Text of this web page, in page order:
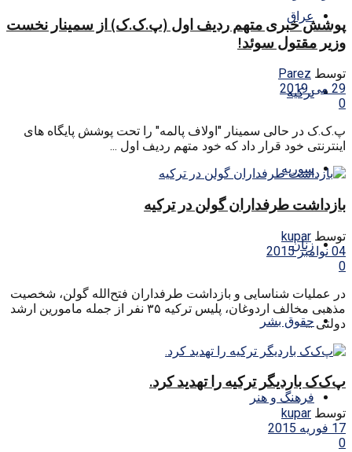
عراق
ترکیه
سوریه
زنان
حقوق بشر
فرهنگ و هنر
پوشش خبری متهم ردیف اول (پ.ک.ک) از سمینار نخست
وزیر مقتول سوئد!
توسط Parez
29 می 2019
0
پ.ک.ک در حالی سمینار "اولاف پالمه" را تحت پوشش پایگاه های
اینترنتی خود قرار داد که خود متهم ردیف اول ...
بازداشت طرفداران گولن در ترکیه
توسط kupar
04 نوامبر 2015
0
در عملیات شناسایی و بازداشت طرفداران فتح‌الله گولن، شخصیت
مذهبی مخالف اردوغان، پلیس ترکیه ۳۵ نفر از جمله مامورین ارشد
دولتی ...
پ‌ک‌ک باردیگر ترکیه را تهدید کرد.
توسط kupar
17 فوریه 2015
0